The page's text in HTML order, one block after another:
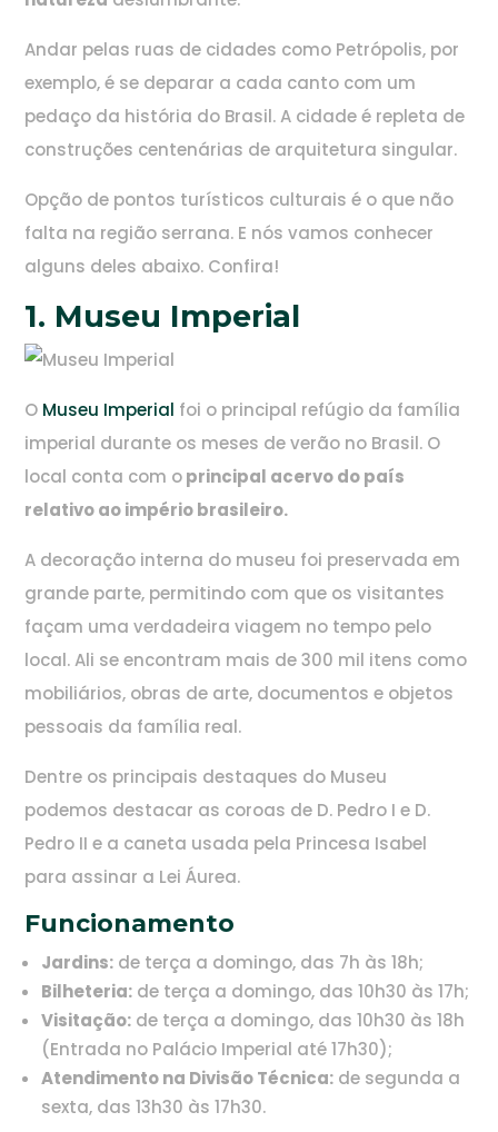
Andar pelas ruas de cidades como Petrópolis, por
exemplo, é se deparar a cada canto com um
pedaço da história do Brasil. A cidade é repleta de
construções centenárias de arquitetura singular.
Opção de pontos turísticos culturais é o que não
falta na região serrana. E nós vamos conhecer
alguns deles abaixo. Confira!
1. Museu Imperial
O Museu Imperial foi o principal refúgio da família
imperial durante os meses de verão no Brasil. O
local conta com oprincipal acervo do país
relativo ao império brasileiro.
A decoração interna do museu foi preservada em
grande parte, permitindo com que os visitantes
façam uma verdadeira viagem no tempo pelo
local. Ali se encontram mais de 300 mil itens como
mobiliários, obras de arte, documentos e objetos
pessoais da família real.
Dentre os principais destaques do Museu
podemos destacar as coroas de D. Pedro I e D.
Pedro II e a caneta usada pela Princesa Isabel
para assinar a Lei Áurea.
Funcionamento
Jardins: de terça a domingo, das 7h às 18h;
Bilheteria: de terça a domingo, das 10h30 às 17h;
Visitação: de terça a domingo, das 10h30 às 18h
(Entrada no Palácio Imperial até 17h30);
Atendimento na Divisão Técnica: de segunda a
sexta, das 13h30 às 17h30.